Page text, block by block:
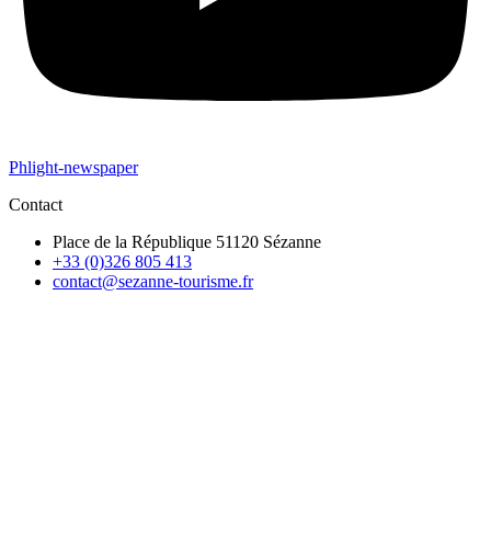
Phlight-newspaper
Contact
Place de la République 51120 Sézanne
+33 (0)326 805 413
contact@sezanne-tourisme.fr